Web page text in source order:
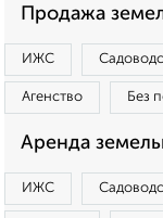
Продажа
ИЖС
Агенство Без
Аренда
ИЖС